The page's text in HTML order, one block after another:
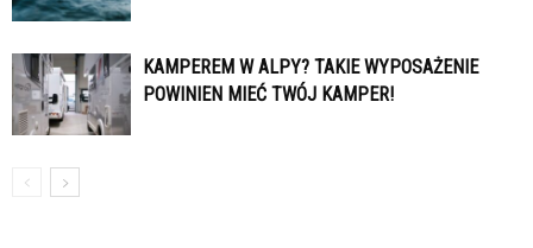
KAMPEREM W ALPY? TAKIE WYPOSAŻENIE
POWINIEN MIEĆ TWÓJ KAMPER!